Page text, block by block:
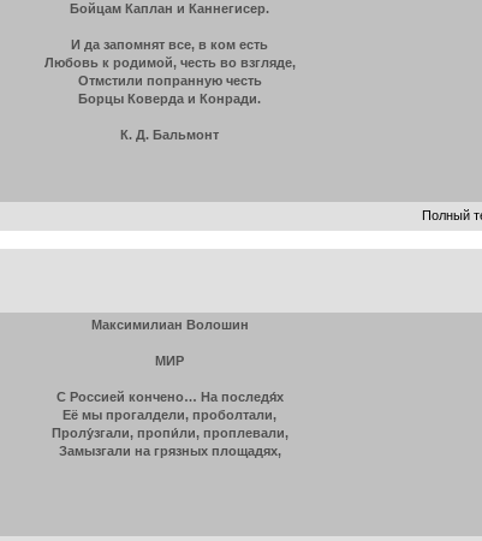
Бойцам Каплан и Каннегисер.
И да запомнят все, в ком есть
Любовь к родимой, честь во взгляде,
Отмстили попранную честь
Борцы Коверда и Конради.
К. Д. Бальмонт
Полный
Максимилиан Волошин
МИР
С Россией кончено… На последя́х
Её мы прогалдели, проболтали,
Пролу́згали, пропи́ли, проплевали,
Замызгали на грязных площадях,